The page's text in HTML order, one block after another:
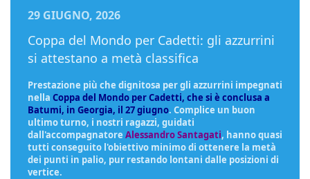
29 GIUGNO, 2026
Coppa del Mondo per Cadetti: gli azzurrini
si attestano a metà classifica
Prestazione più che dignitosa per gli azzurrini impegnati
nella Coppa del Mondo per Cadetti, che si è conclusa a
Batumi, in Georgia, il 27 giugno. Complice un buon
ultimo turno, i nostri ragazzi, guidati
dall'accompagnatore Alessandro Santagati, hanno quasi
tutti conseguito l'obiettivo minimo di ottenere la metà
dei punti in palio, pur restando lontani dalle posizioni di
vertice.